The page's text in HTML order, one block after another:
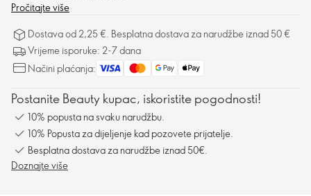
Pročitajte više
Dostava od 2,25 €. Besplatna dostava za narudžbe iznad 50 €
Vrijeme isporuke: 2-7 dana
Načini plaćanja:
Postanite Beauty kupac, iskoristite pogodnosti!
10% popusta na svaku narudžbu.
10% Popusta za dijeljenje kad pozovete prijatelje.
Besplatna dostava za narudžbe iznad 50€.
Doznajte više